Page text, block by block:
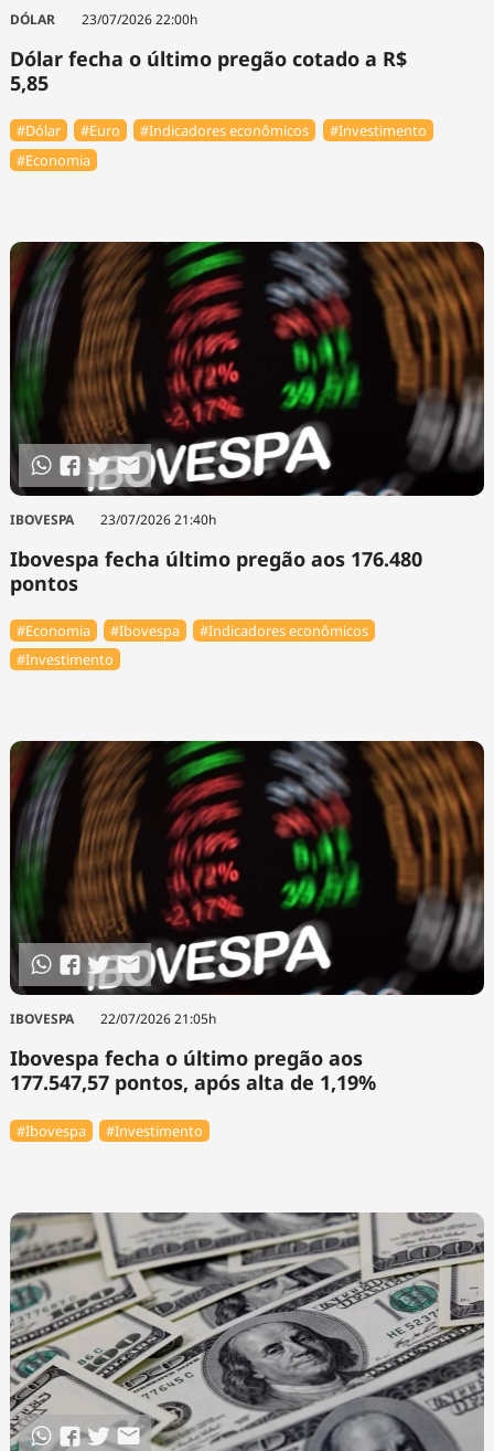
Cinema
Infraestrutura
DÓLAR 23/07/2026 22:00h
Dólar fecha o último pregão cotado a R$
5,85
#Dólar #Euro #Indicadores econômicos
#Investimento
#Economia
IBOVESPA 23/07/2026 21:40h
Ibovespa fecha último pregão aos 176.480
pontos
#Economia #Ibovespa
#Indicadores econômicos
#Investimento
IBOVESPA 22/07/2026 21:05h
Ibovespa fecha o último pregão aos
177.547,57 pontos, após alta de 1,19%
#Ibovespa #Investimento